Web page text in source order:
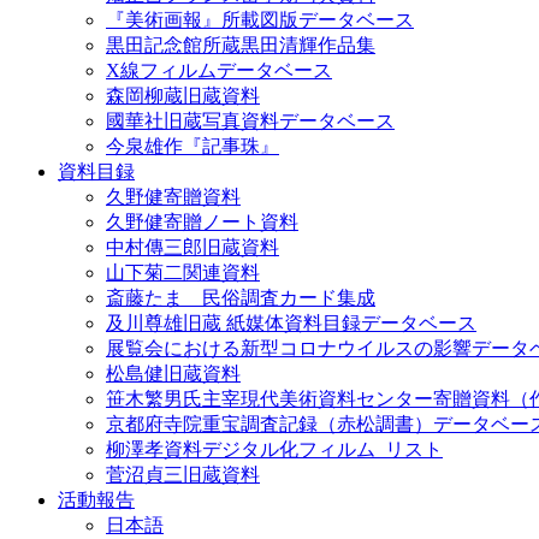
『美術画報』所載図版データベース
黒田記念館所蔵黒田清輝作品集
X線フィルムデータベース
森岡柳蔵旧蔵資料
國華社旧蔵写真資料データベース
今泉雄作『記事珠』
資料目録
久野健寄贈資料
久野健寄贈ノート資料
中村傳三郎旧蔵資料
山下菊二関連資料
斎藤たま 民俗調査カード集成
及川尊雄旧蔵 紙媒体資料目録データベース
展覧会における新型コロナウイルスの影響データ
松島健旧蔵資料
笹木繁男氏主宰現代美術資料センター寄贈資料（
京都府寺院重宝調査記録（赤松調書）データベー
柳澤孝資料デジタル化フィルム_リスト
菅沼貞三旧蔵資料
活動報告
日本語